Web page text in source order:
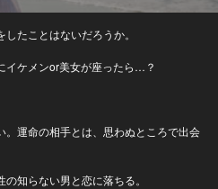
たことはないだろうか。
イケメンor美女が座ったら…？
。運命の相手とは、思わぬところで出会
知らない男と恋に落ちる。